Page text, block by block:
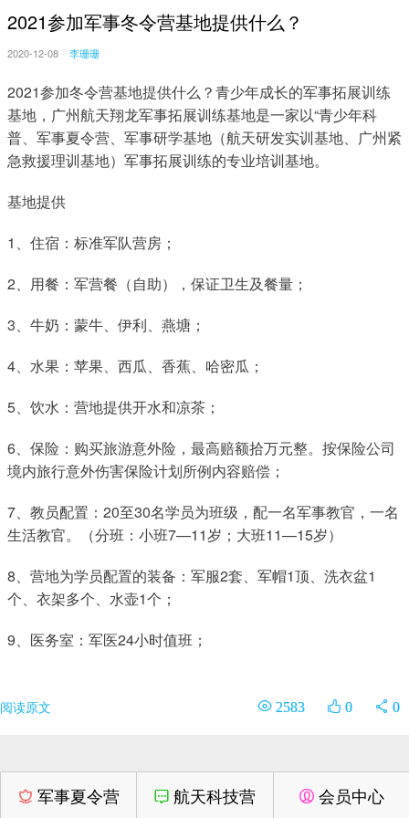
2021参加军事冬令营基地提供什么？
2020-12-08 李珊珊
2021参加冬令营基地提供什么？青少年成长的军事拓展训练
基地，广州航天翔龙军事拓展训练基地是一家以“青少年科
普、军事夏令营、军事研学基地（航天研发实训基地、广州紧
急救援理训基地）军事拓展训练的专业培训基地。
基地提供
1、住宿：标准军队营房；
2、用餐：军营餐（自助），保证卫生及餐量；
3、牛奶：蒙牛、伊利、燕塘；
4、水果：苹果、西瓜、香蕉、哈密瓜；
5、饮水：营地提供开水和凉茶；
6、保险：购买旅游意外险，最高赔额拾万元整。按保险公司
境内旅行意外伤害保险计划所例内容赔偿；
7、教员配置：20至30名学员为班级，配一名军事教官，一名
生活教官。（分班：小班7—11岁；大班11—15岁）
8、营地为学员配置的装备：军服2套、军帽1顶、洗衣盆1
个、衣架多个、水壶1个；
9、医务室：军医24小时值班；
阅读原文 2583 0 0
军事夏令营 航天科技营 会员中心